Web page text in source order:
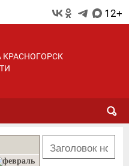
12+
КРАСНОГОРСК